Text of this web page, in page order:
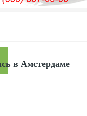
в Амстердаме